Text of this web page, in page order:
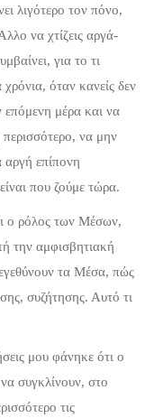
λιγότερο τον πόνο,
να χτίζεις αργά-
για το τι
όταν κανείς δεν
επόμενη μέρα και να
να μην
αργή επίπονη
που ζούμε τώρα.
ο ρόλος των Μέσων,
την αμφισβητιακή
τα Μέσα, πώς
συζήτησης. Αυτό τι
μου φάνηκε ότι ο
συγκλίνουν, στο
τις